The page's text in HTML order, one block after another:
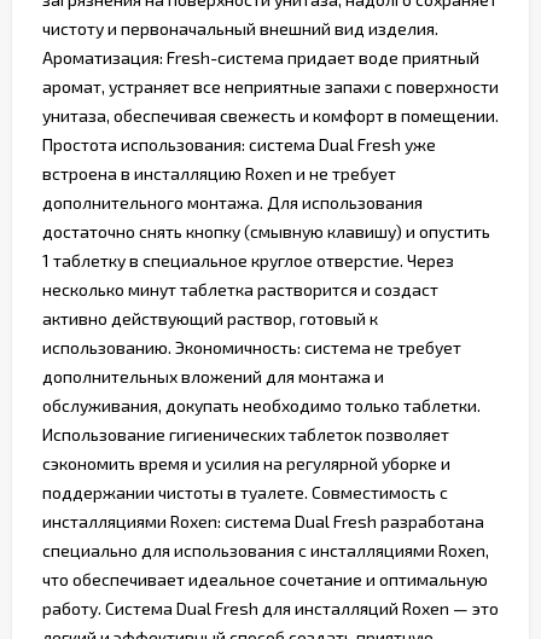
чистоту и первоначальный внешний вид изделия.
Ароматизация: Fresh-система придает воде приятный
аромат, устраняет все неприятные запахи с поверхности
унитаза, обеспечивая свежесть и комфорт в помещении.
Простота использования: система Dual Fresh уже
встроена в инсталляцию Roxen и не требует
дополнительного монтажа. Для использования
достаточно снять кнопку (смывную клавишу) и опустить
1 таблетку в специальное круглое отверстие. Через
несколько минут таблетка растворится и создаст
активно действующий раствор, готовый к
использованию. Экономичность: система не требует
дополнительных вложений для монтажа и
обслуживания, докупать необходимо только таблетки.
Использование гигиенических таблеток позволяет
сэкономить время и усилия на регулярной уборке и
поддержании чистоты в туалете. Совместимость с
инсталляциями Roxen: система Dual Fresh разработана
специально для использования с инсталляциями Roxen,
что обеспечивает идеальное сочетание и оптимальную
работу. Система Dual Fresh для инсталляций Roxen — это